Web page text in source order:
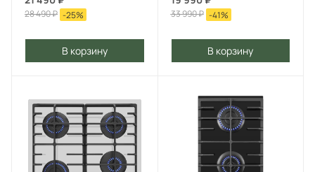
28 490₽ -25%
В корзину
33 990₽ -41%
В корзину